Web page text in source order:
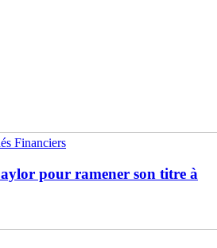
Financiers
pour ramener son titre à